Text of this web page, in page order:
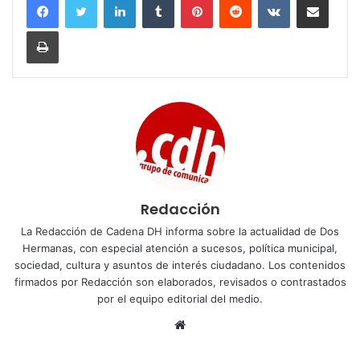
Imprimir
Redacción
La Redacción de Cadena DH informa sobre la actualidad de Dos
Hermanas, con especial atención a sucesos, política municipal,
sociedad, cultura y asuntos de interés ciudadano. Los contenidos
firmados por Redacción son elaborados, revisados o contrastados
por el equipo editorial del medio.
Sitio